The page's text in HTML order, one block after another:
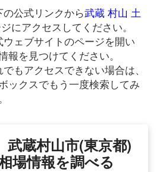
の公式リンクから武蔵 村山 土
にアクセスしてください。
ウェブサイトのページを開い
報を見つけてください。
でもアクセスできない場合は、
ックスでもう一度検索してみ
武蔵村山市(東京都)
場情報を調べる